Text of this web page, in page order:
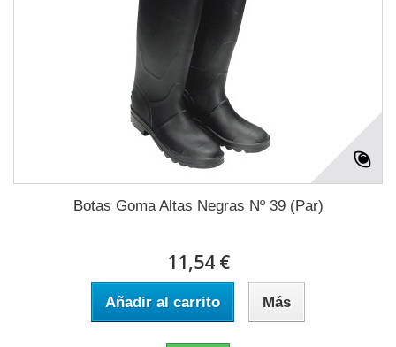
Botas Goma Altas Negras Nº 39 (Par)
11,54 €
Añadir al carrito Más